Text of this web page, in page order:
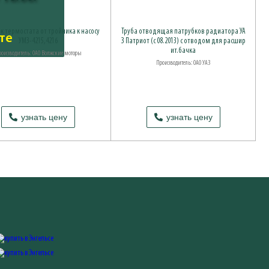
термостата от тройника к насосу
ОАО Волжские моторы
узнать цену
Труба отводящая патрубков радиатора УА
З Патриот (с 08.2013) с отводом для расшир
ит.бачка
Производитель: ОАО УАЗ
узнать цену